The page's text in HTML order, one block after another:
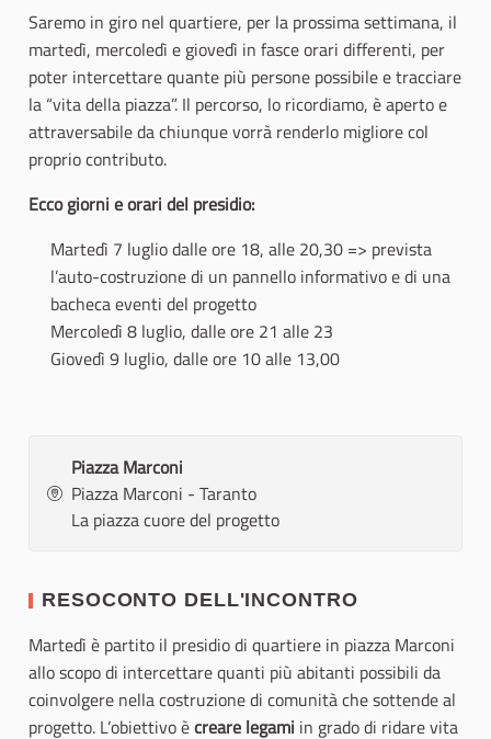
Saremo in giro nel quartiere, per la prossima settimana, il
martedì, mercoledì e giovedì in fasce orari differenti, per
poter intercettare quante più persone possibile e tracciare
la “vita della piazza”. Il percorso, lo ricordiamo, è aperto e
attraversabile da chiunque vorrà renderlo migliore col
proprio contributo.
Ecco giorni e orari del presidio:
Martedì 7 luglio dalle ore 18, alle 20,30 => prevista
l’auto-costruzione di un pannello informativo e di una
bacheca eventi del progetto
Mercoledì 8 luglio, dalle ore 21 alle 23
Giovedì 9 luglio, dalle ore 10 alle 13,00
Piazza Marconi
Piazza Marconi - Taranto
La piazza cuore del progetto
RESOCONTO DELL'INCONTRO
Martedì è partito il presidio di quartiere in piazza Marconi
allo scopo di intercettare quanti più abitanti possibili da
coinvolgere nella costruzione di comunità che sottende al
progetto. L’obiettivo ècreare legami in grado di ridare vita